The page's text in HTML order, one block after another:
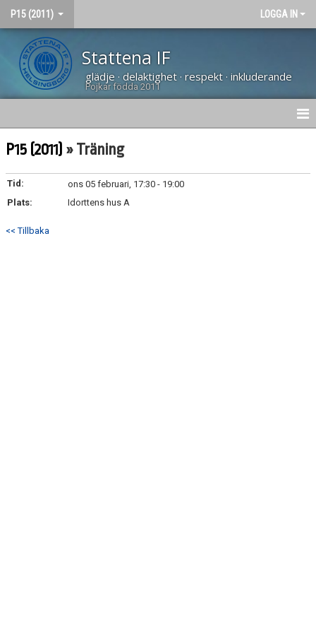
P15 (2011) LOGGA IN
Stattena IF
glädje · delaktighet · respekt · inkluderande
Pojkar födda 2011
HEM
NYHETER
KALENDER
MATCHER
P15 (2011) » Träning
Tid:
ons 05 februari, 17:30 - 19:00
Plats:
Idorttens hus A
<< Tillbaka